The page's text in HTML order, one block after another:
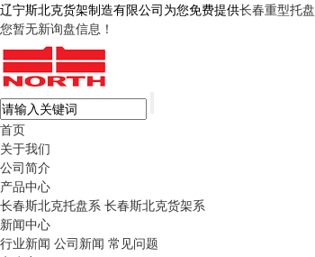
辽宁斯北克货架制造有限公司为您免费提供长春重型托盘
您暂无新询盘信息！
首页
关于我们
公司简介
产品中心
长春斯北克托盘系 长春斯北克货架系
新闻中心
行业新闻 公司新闻 常见问题